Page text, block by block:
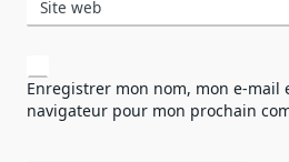
Site web
Enregistrer mon nom, mon e-mail
navigateur pour mon prochain